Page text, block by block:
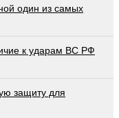
один из самых
к ударам ВС РФ
защиту для